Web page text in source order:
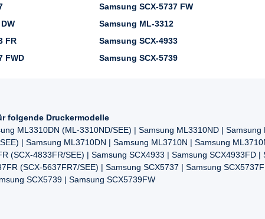
Samsung SCX-5737 FW
Samsung ML-3312
FR Samsung SCX-4933
FWD Samsung SCX-5739
folgende Druckermodelle
ML3310DN (ML-3310ND/SEE) | Samsung ML3310ND |
| Samsung ML3710DN | Samsung ML3710N | Samsung
(SCX-4833FR/SEE) | Samsung SCX4933 | Samsung SCX4933FD
(SCX-5637FR7/SEE) | Samsung SCX5737 | Samsung
SCX5739 | Samsung SCX5739FW